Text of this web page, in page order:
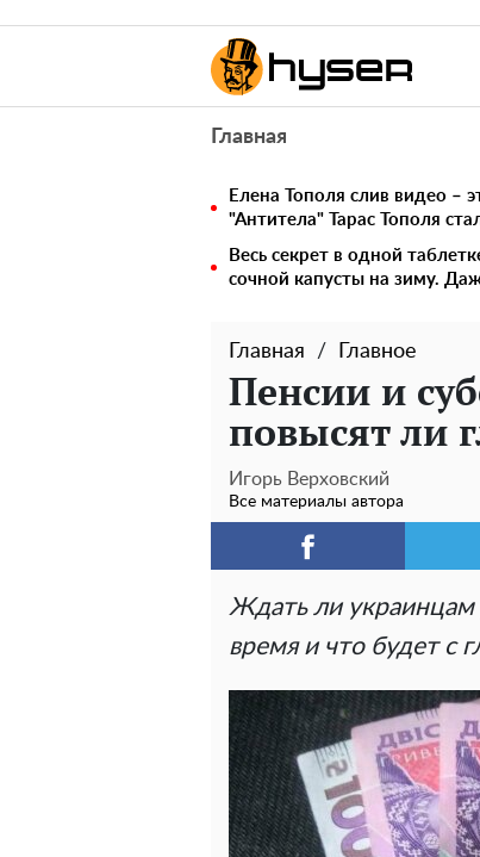
Главная
Елена Тополя слив видео –
"Антитела" Тарас Тополя
Весь секрет в одной
сочной капусты на зиму.
Главная Главное
Пенсии и
повысят ли
Игорь Верховский
Все материалы автора
Ждать ли украинцам
время и что будет с